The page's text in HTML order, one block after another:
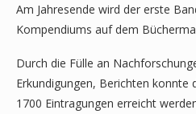
Am Jahresende wird der erste
Kompendiums auf dem
Durch die Fülle an
Erkundigungen, Berichten konnte
1700 Eintragungen erreicht